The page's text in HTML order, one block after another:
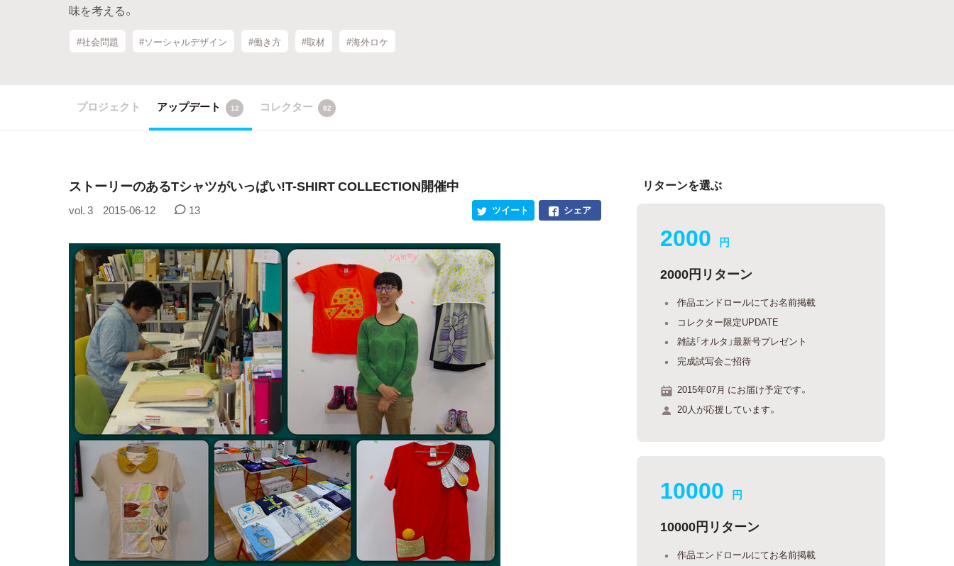
味を考える。
#社会問題 #ソーシャルデザイン #働き方 #取材 #海外ロケ
プロジェクト アップデート 12 コレクター 82
ストーリーのあるTシャツがいっぱい!T-SHIRT COLLECTION開催中
vol. 3 2015-06-12 13 シェア
ツイート
リターンを選ぶ
2000 円
2000円リターン
作品エンドロールにてお名前掲載
コレクター限定UPDATE
雑誌「オルタ」最新号プレゼント
完成試写会ご招待
2015年07月 にお届け予定です。
20人が応援しています。
10000 円
10000円リターン
作品エンドロールにてお名前掲載